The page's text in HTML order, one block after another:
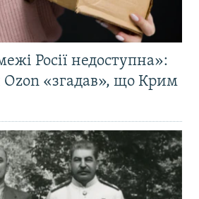
Росії недоступна»:
Ozon «згадав», що Крим